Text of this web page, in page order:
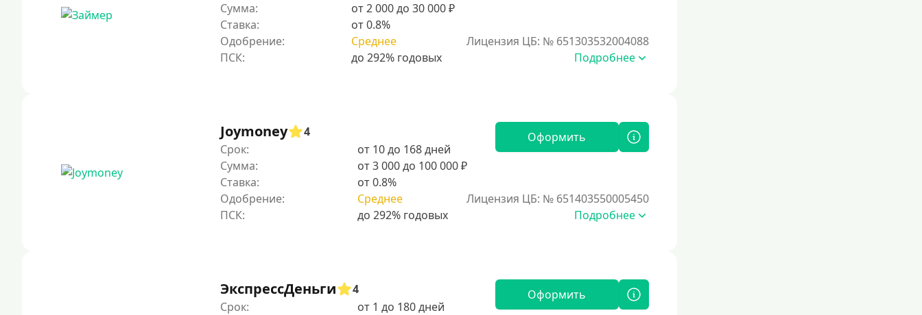
Сумма:
от 2 000 до 30 000 ₽
Ставка:
от 0.8%
Одобрение:
Среднее
Лицензия ЦБ: № 651303532004088
Подробнее
Joymoney
4
Срок:
от 10 до 168 дней
Сумма:
от 3 000 до 100 000 ₽
Ставка:
от 0.8%
Одобрение:
Среднее
Оформить
Лицензия ЦБ: № 651403550005450
Подробнее
ЭкспрессДеньги
4
Срок:
от 1 до 180 дней
Оформить